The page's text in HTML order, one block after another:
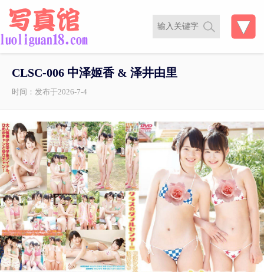
CLSC-006 中泽姬香 & 泽井由里
时间：发布于2026-7-4